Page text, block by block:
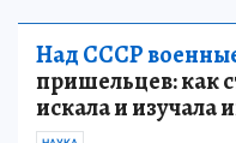
Над СССР
пришельцев: как
искала и изучала